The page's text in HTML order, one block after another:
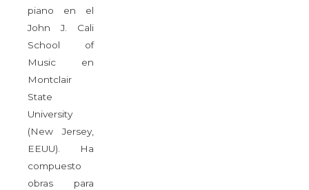
piano en el
John J. Cali
School of
Music en
Montclair
State
University
(New Jersey,
EEUU). Ha
compuesto
obras para